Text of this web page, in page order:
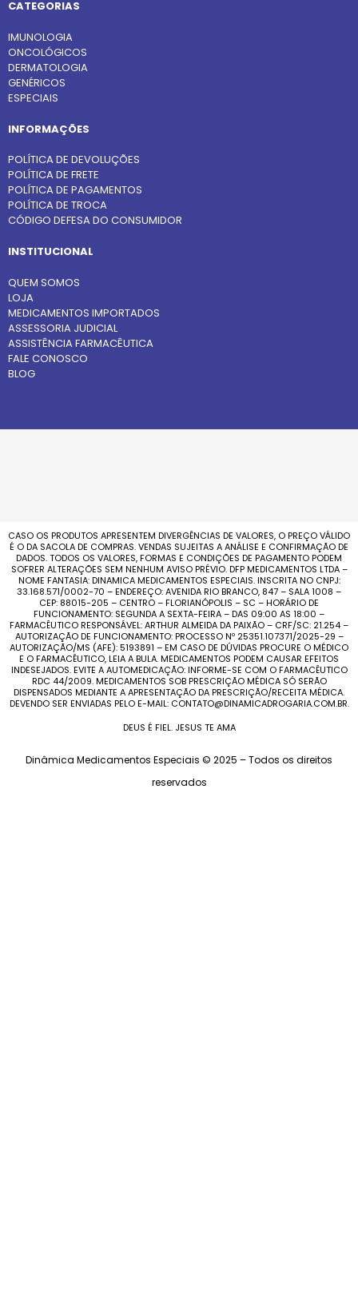
CATEGORIAS
IMUNOLOGIA
ONCOLÓGICOS
DERMATOLOGIA
GENÉRICOS
ESPECIAIS
INFORMAÇÕES
POLÍTICA DE DEVOLUÇÕES
POLÍTICA DE FRETE
POLÍTICA DE PAGAMENTOS
POLÍTICA DE TROCA
CÓDIGO DEFESA DO CONSUMIDOR
INSTITUCIONAL
QUEM SOMOS
LOJA
MEDICAMENTOS IMPORTADOS
ASSESSORIA JUDICIAL
ASSISTÊNCIA FARMACÊUTICA
FALE CONOSCO
BLOG
CASO OS PRODUTOS APRESENTEM DIVERGÊNCIAS DE VALORES, O PREÇO VÁLIDO
É O DA SACOLA DE COMPRAS. VENDAS SUJEITAS A ANÁLISE E CONFIRMAÇÃO DE
DADOS. TODOS OS VALORES, FORMAS E CONDIÇÕES DE PAGAMENTO PODEM
SOFRER ALTERAÇÕES SEM NENHUM AVISO PRÉVIO. DFP MEDICAMENTOS LTDA –
NOME FANTASIA: DINAMICA MEDICAMENTOS ESPECIAIS. INSCRITA NO CNPJ:
33.168.571/0002-70 – ENDEREÇO: AVENIDA RIO BRANCO, 847 – SALA 1008 –
CEP: 88015-205 – CENTRO – FLORIANÓPOLIS – SC – HORÁRIO DE
FUNCIONAMENTO: SEGUNDA A SEXTA-FEIRA – DAS 09:00 AS 18:00 –
FARMACÊUTICO RESPONSÁVEL: ARTHUR ALMEIDA DA PAIXÃO – CRF/SC: 21.254 –
AUTORIZAÇÃO DE FUNCIONAMENTO: PROCESSO Nº 25351.107371/2025-29 –
AUTORIZAÇÃO/MS (AFE): 5193891 – EM CASO DE DÚVIDAS PROCURE O MÉDICO
E O FARMACÊUTICO, LEIA A BULA. MEDICAMENTOS PODEM CAUSAR EFEITOS
INDESEJADOS. EVITE A AUTOMEDICAÇÃO: INFORME-SE COM O FARMACÊUTICO
RDC 44/2009. MEDICAMENTOS SOB PRESCRIÇÃO MÉDICA SÓ SERÃO
DISPENSADOS MEDIANTE A APRESENTAÇÃO DA PRESCRIÇÃO/RECEITA MÉDICA.
DEVENDO SER ENVIADAS PELO E-MAIL: CONTATO@DINAMICADROGARIA.COM.BR.
DEUS É FIEL. JESUS TE AMA
Dinâmica Medicamentos Especiais © 2025 – Todos os direitos
reservados